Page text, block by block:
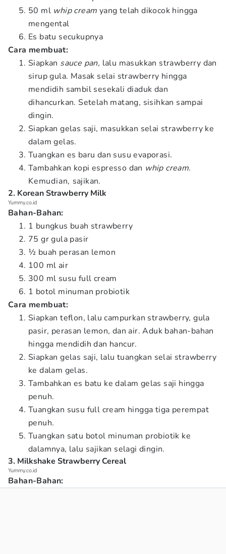
50 ml whip cream yang telah dikocok hingga
mengental
Es batu secukupnya
Cara membuat:
Siapkan sauce pan, lalu masukkan strawberry dan
sirup gula. Masak selai strawberry hingga
mendidih sambil sesekali diaduk dan
dihancurkan. Setelah matang, sisihkan sampai
dingin.
Siapkan gelas saji, masukkan selai strawberry ke
dalam gelas.
Tuangkan es baru dan susu evaporasi.
Tambahkan kopi espresso dan whip cream.
Kemudian, sajikan.
2. Korean Strawberry Milk
Yummy.co.id
Bahan-Bahan:
1 bungkus buah strawberry
75 gr gula pasir
½ buah perasan lemon
100 ml air
300 ml susu full cream
1 botol minuman probiotik
Cara membuat:
Siapkan teflon, lalu campurkan strawberry, gula
pasir, perasan lemon, dan air. Aduk bahan-bahan
hingga mendidih dan hancur.
Siapkan gelas saji, lalu tuangkan selai strawberry
ke dalam gelas.
Tambahkan es batu ke dalam gelas saji hingga
penuh.
Tuangkan susu full cream hingga tiga perempat
penuh.
Tuangkan satu botol minuman probiotik ke
dalamnya, lalu sajikan selagi dingin.
3. Milkshake Strawberry Cereal
Yummy.co.id
Bahan-Bahan: